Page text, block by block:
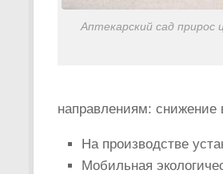
Аптекарский сад прирос
направлениям: снижение
На производстве
Мобильная